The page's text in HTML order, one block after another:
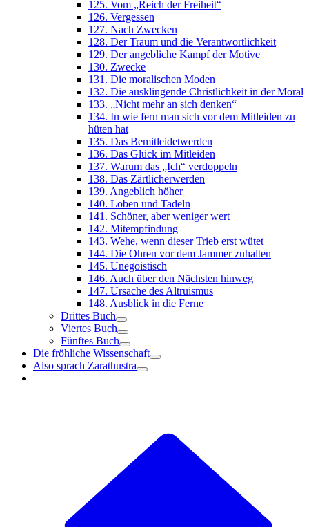
125. Vom „Reich der Freiheit“
126. Vergessen
127. Nach Zwecken
128. Der Traum und die Verantwortlichkeit
129. Der angebliche Kampf der Motive
130. Zwecke
131. Die moralischen Moden
132. Die ausklingende Christlichkeit in der Moral
133. „Nicht mehr an sich denken“
134. In wie fern man sich vor dem Mitleiden zu
hüten hat
135. Das Bemitleidetwerden
136. Das Glück im Mitleiden
137. Warum das „Ich“ verdoppeln
138. Das Zärtlicherwerden
139. Angeblich höher
140. Loben und Tadeln
141. Schöner, aber weniger wert
142. Mitempfindung
143. Wehe, wenn dieser Trieb erst wütet
144. Die Ohren vor dem Jammer zuhalten
145. Unegoistisch
146. Auch über den Nächsten hinweg
147. Ursache des Altruismus
148. Ausblick in die Ferne
Drittes Buch
Viertes Buch
Fünftes Buch
Die fröhliche Wissenschaft
Also sprach Zarathustra